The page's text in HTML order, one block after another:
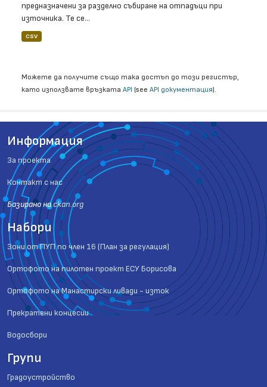
предназначени за разделно събиране на отпадъци при
източника. Те се...
CSV
Можете да получите също така достъп до този регистър,
като използвате връзката API (see API документация).
Информация
За проекта
Контакт с нас
Базиранo наckan.org
Набори
Зони от ПУП по член 16 (План за регулация)
Ортофото на пилотен проект ЕСУ Борисова
Ортофото на Манастирски ливади - изток
Прекратени концесии
Водосбори
Групи
Градоустройство